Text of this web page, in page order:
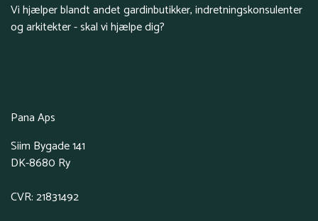
Vi hjælper blandt andet gardinbutikker, indretningskonsulenter
og arkitekter - skal vi hjælpe dig?
Pana Aps
Siim Bygade 141
DK-8680 Ry
CVR: 21831492